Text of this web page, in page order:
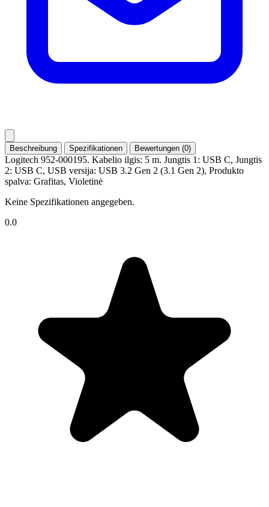
Beschreibung Spezifikationen Bewertungen (0)
Logitech 952-000195. Kabelio ilgis: 5 m. Jungtis 1: USB C, Jungtis
2: USB C, USB versija: USB 3.2 Gen 2 (3.1 Gen 2), Produkto
spalva: Grafitas, Violetinė
Keine Spezifikationen angegeben.
0.0